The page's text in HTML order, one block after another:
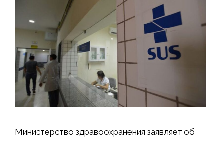
Министерство здравоохранения заявляет об